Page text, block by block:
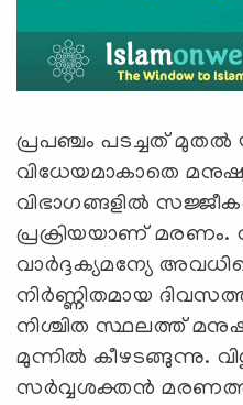
പ്രപഞ്ചം പടച്ചത് മുതൽ
വിധേയമാകാതെ
വിഭാഗങ്ങളിൽ
പ്രക്രിയയാണ് മരണം.
വാർദ്ദക്യമന്യേ
നിർണ്ണിതമായ
നിശ്ചിത സ്ഥലത്ത്
മുന്നിൽ കീഴടങ്ങുന്നു.
സർവ്വശക്തൻ